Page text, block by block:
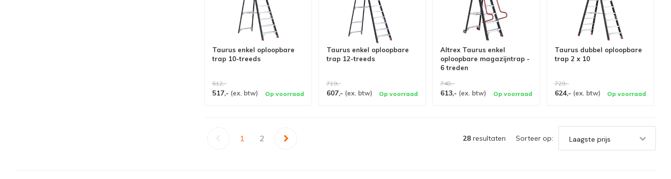
Taurus enkel oploopbare
trap 10-treeds
612,-
517,- (ex. btw) Op voorraad
Taurus enkel oploopbare
trap 12-treeds
719,-
607,- (ex. btw) Op voorraad
Altrex Taurus enkel
oploopbare magazijntrap -
6 treden
748,-
613,- (ex. btw) Op voorraad
Taurus dubbel oploopbare
trap 2 x 10
729,-
624,- (ex. btw) Op voorraad
1 2 28 resultaten Sorteer op: Laagste prijs